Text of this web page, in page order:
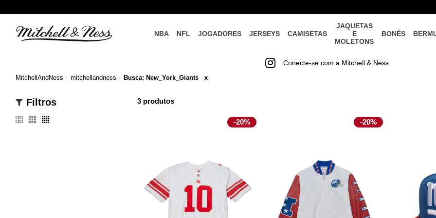
NBA NFL JOGADORES JERSEYS CAMISETAS
JAQUETAS
E
MOLETONS
BONÉS
Conecte-se com a Mitchell & Ness
MitchellAndNess mitchellandness Busca: New_York_Giants x
Filtros 3 produtos
-20% -20%